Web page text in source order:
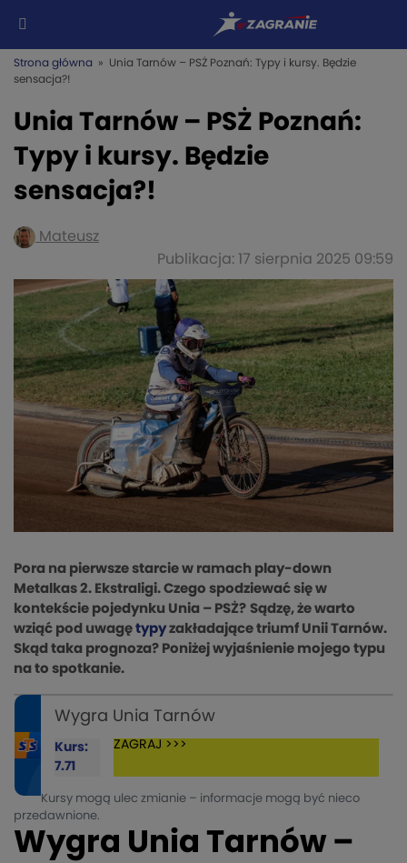
Strona główna » Unia Tarnów – PSŻ Poznań: Typy i kursy. Będzie
sensacja?!
Unia Tarnów – PSŻ Poznań:
Typy i kursy. Będzie
sensacja?!
Mateusz
Publikacja: 17 sierpnia 2025 09:59
Pora na pierwsze starcie w ramach play-down
Metalkas 2. Ekstraligi. Czego spodziewać się w
kontekście pojedynku Unia – PSŻ? Sądzę, że warto
wziąć pod uwagę typy zakładające triumf Unii Tarnów.
Skąd taka prognoza? Poniżej wyjaśnienie mojego typu
na to spotkanie.
Wygra Unia Tarnów
Kurs:
7.71
ZAGRAJ >>>
Kursy mogą ulec zmianie – informacje mogą być nieco
przedawnione.
Wygra Unia Tarnów –